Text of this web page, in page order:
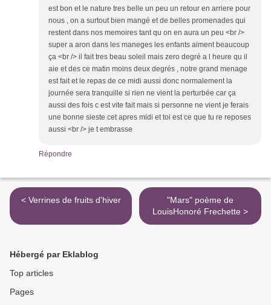
est bon et le nature tres belle un peu un retour en arriere pour
nous , on a surtout bien mangé et de belles promenades qui
restent dans nos memoires tant qu on en aura un peu <br />
super a aron dans les maneges les enfants aiment beaucoup
ça <br /> il fait tres beau soleil mais zero degré a l heure qu il
aie et des ce matin moins deux degrés , notre grand menage
est fait et le repas de ce midi aussi donc normalement la
journée sera tranquille si rien ne vient la perturbée car ça
aussi des fois c est vite fait mais si personne ne vient je ferais
une bonne sieste cet apres midi et toi est ce que tu re reposes
aussi <br /> je t embrasse
Répondre
< Verrines de fruits d'hiver
"Mars" poème de
LouisHonoré Frechette >
Hébergé par Eklablog
Top articles
Pages